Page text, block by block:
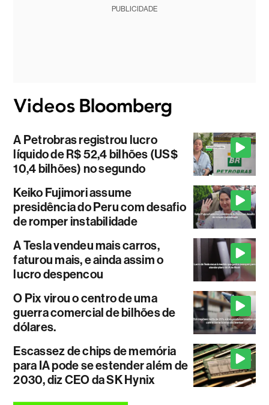
PUBLICIDADE
A Petrobras registrou lucro
líquido de R$ 52,4 bilhões (US$
10,4 bilhões) no segundo
Keiko Fujimori assume
presidência do Peru com desafio
de romper instabilidade
A Tesla vendeu mais carros,
faturou mais, e ainda assim o
lucro despencou
O Pix virou o centro de uma
guerra comercial de bilhões de
dólares.
Escassez de chips de memória
para IA pode se estender além de
2030, diz CEO da SK Hynix